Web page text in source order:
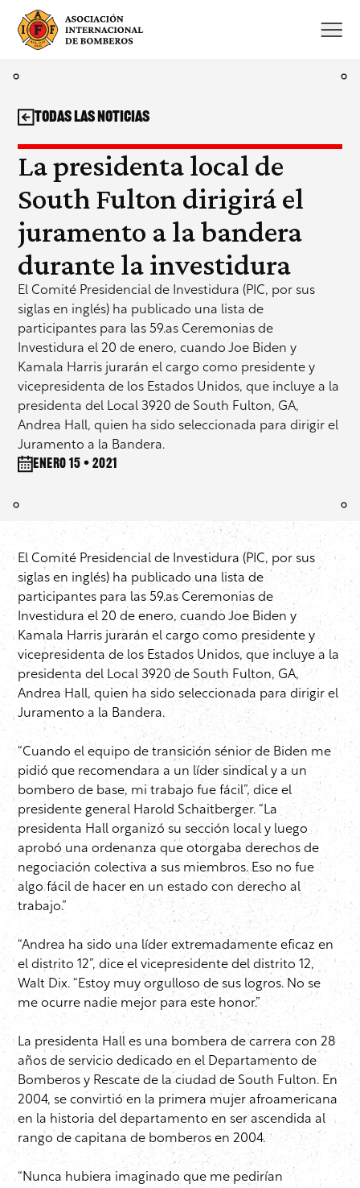
Saltar
contenido
La presidenta local de
South Fulton dirigirá el
juramento a la bandera
durante la investidura
El Comité Presidencial de Investidura (PIC, por sus
siglas en inglés) ha publicado una lista de
participantes para las 59.as Ceremonias de
Investidura el 20 de enero, cuando Joe Biden y
Kamala Harris jurarán el cargo como presidente y
vicepresidenta de los Estados Unidos, que incluye a la
presidenta del Local 3920 de South Fulton, GA,
Andrea Hall, quien ha sido seleccionada para dirigir el
Juramento a la Bandera.
enero 15 • 2021
Todas las noticias
El Comité Presidencial de Investidura (PIC, por sus
siglas en inglés) ha publicado una lista de
participantes para las 59.as Ceremonias de
Investidura el 20 de enero, cuando Joe Biden y
Kamala Harris jurarán el cargo como presidente y
vicepresidenta de los Estados Unidos, que incluye a la
presidenta del Local 3920 de South Fulton, GA,
Andrea Hall, quien ha sido seleccionada para dirigir el
Juramento a la Bandera.
“Cuando el equipo de transición sénior de Biden me
pidió que recomendara a un líder sindical y a un
bombero de base, mi trabajo fue fácil”, dice el
presidente general Harold Schaitberger. “La
presidenta Hall organizó su sección local y luego
aprobó una ordenanza que otorgaba derechos de
negociación colectiva a sus miembros. Eso no fue
algo fácil de hacer en un estado con derecho al
trabajo.”
“Andrea ha sido una líder extremadamente eficaz en
el distrito 12”, dice el vicepresidente del distrito 12,
Walt Dix. “Estoy muy orgulloso de sus logros. No se
me ocurre nadie mejor para este honor.”
La presidenta Hall es una bombera de carrera con 28
años de servicio dedicado en el Departamento de
Bomberos y Rescate de la ciudad de South Fulton. En
2004, se convirtió en la primera mujer afroamericana
en la historia del departamento en ser ascendida al
rango de capitana de bomberos en 2004.
“Nunca hubiera imaginado que me pedirían